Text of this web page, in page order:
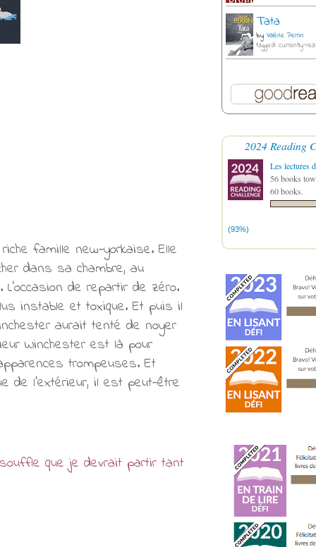
famille new-yorkaise. Elle
dans sa chambre, au
de repartir de zéro.
instable et toxique. Et puis il
aurait tenté de noyer
Winchester est là pour
trompeuses. Et
de l'extérieur, il est peut-être
que je devrait partir tant
Tata
by Valérie Perrin
tagged: currently-
2024 Reading
Les lectures
56 books
60 books.
(93%)